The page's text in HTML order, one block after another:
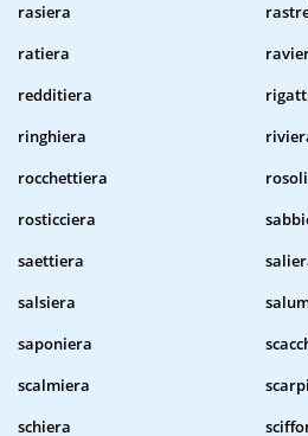
rasiera
ratiera
redditiera
ringhiera
rocchettiera
rosticciera
saettiera
salsiera
saponiera
scalmiera
schiera